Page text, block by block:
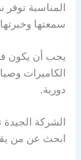
المناسبة توفر
سمعتها
يجب أن يكون
الكاميرات
دورية.
الشركة
ابحث عن من